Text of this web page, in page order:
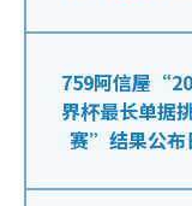
759阿信屋
界杯最长单据
赛”结果公布